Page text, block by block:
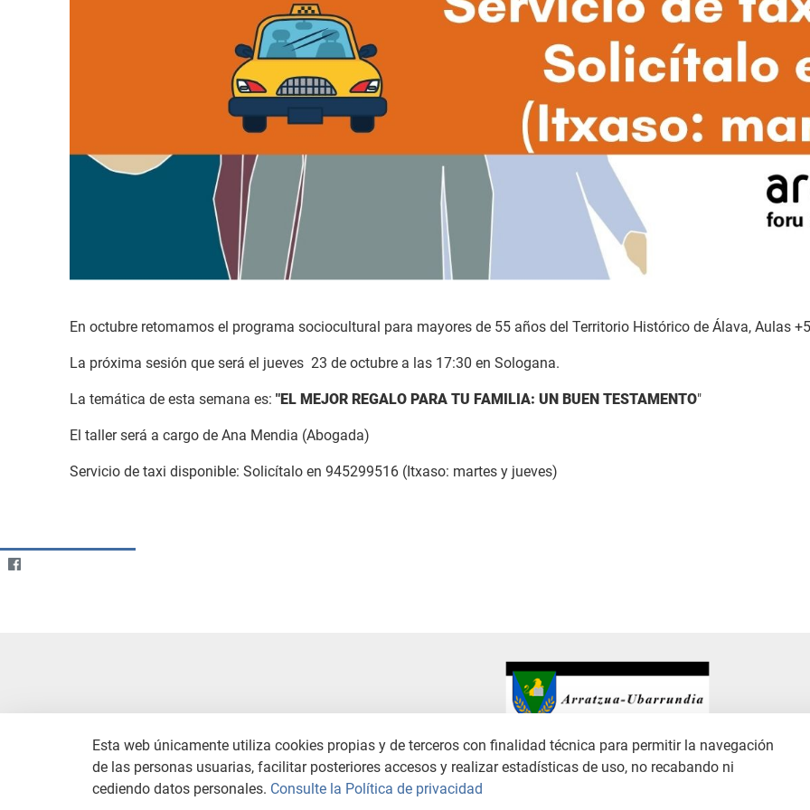
En octubre retomamos el programa sociocultural para mayores de 55 años del Territorio Histórico de Álava, Aulas
La próxima sesión que será el jueves 23 de octubre a las 17:30 en Sologana.
La temática de esta semana es: "EL MEJOR REGALO PARA TU FAMILIA: UN BUEN TESTAMENTO"
El taller será a cargo de Ana Mendia (Abogada)
Servicio de taxi disponible: Solicítalo en 945299516 (Itxaso: martes y jueves)
CONTACTO AVISO LEGAL CANAL DE DENUNCIAS POLÍTICA DE PRIVACIDAD POLÍTICA DE COOKIES
Esta web únicamente utiliza cookies propias y de terceros con finalidad técnica para permitir la navegación
de las personas usuarias, facilitar posteriores accesos y realizar estadísticas de uso, no recabando ni
cediendo datos personales. Consulte la Política de privacidad